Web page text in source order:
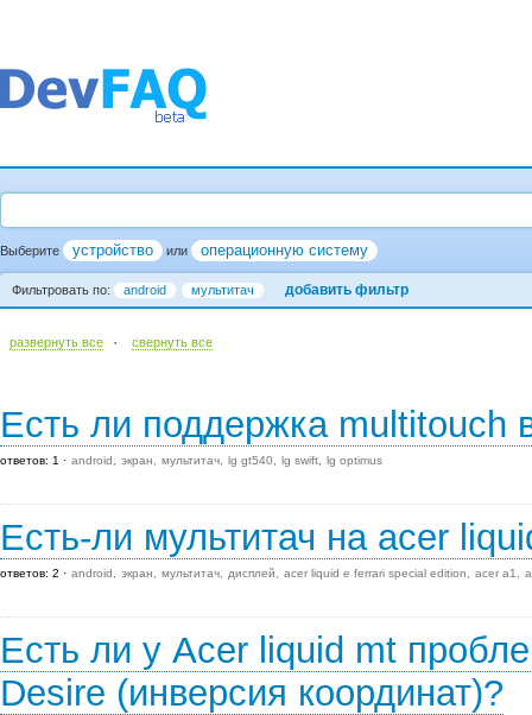
Выберите устройство или операционную систему
Фильтровать по: android мультитач добавить фильтр
развернуть все · cвернуть все
Есть ли поддержка multitouch
ответов: 1 android экран мультитач lg gt540 lg swift lg optimus
Есть-ли мультитач на acer
ответов: 2 android экран мультитач дисплей acer liquid e ferrari special edition acer a1
Есть ли у Acer liquid mt
Desire (инверсия координат)?